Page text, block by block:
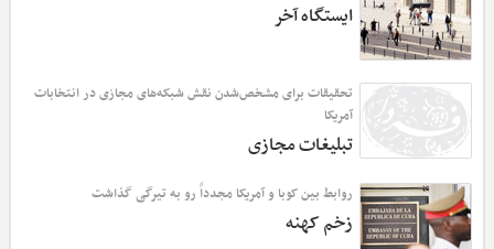
ایستگاه آخر
تحقیقات برای مشخص‌شدن نقش شبکه‌های مجازی در انتخابات
آمریکا
تبلیغات مجازی
روابط بین کوبا و آمریکا مجدداً رو به تیرگی گذاشت
زخم کهنه